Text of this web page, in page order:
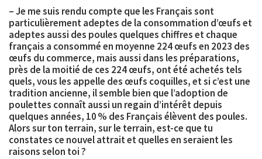
– Je me suis rendu compte que les Français sont
particulièrement adeptes de la consommation d’œufs et
adeptes aussi des poules quelques chiffres et chaque
français a consommé en moyenne 224 œufs en 2023 des
œufs du commerce, mais aussi dans les préparations,
près de la moitié de ces 224 œufs, ont été achetés tels
quels, vous les appelle des œufs coquilles, et si c’est une
tradition ancienne, il semble bien que l’adoption de
poulettes connaît aussi un regain d’intérêt depuis
quelques années, 10 % des Français élèvent des poules.
Alors sur ton terrain, sur le terrain, est-ce que tu
constates ce nouvel attrait et quelles en seraient les
raisons selon toi ?